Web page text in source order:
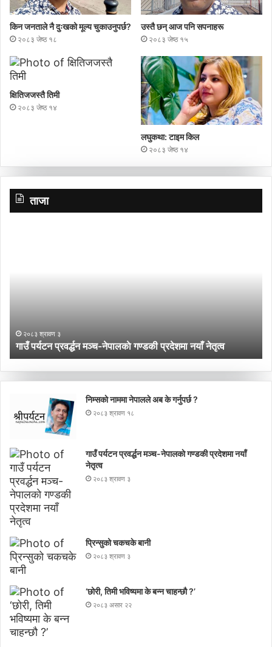
किन जनताले नै दुःखको मूल्य चुकाउनुपर्छ?
२०८३ जेष्ठ १८
उस्तै छन् आज पनि सपनाहरू
२०८३ जेष्ठ १५
क्षितिजजस्तै तिमी
२०८३ जेष्ठ १४
लघुकथा: टाइम किल
२०८३ जेष्ठ १४
ताजा
नेतृत्व२०८३ श्रावण ३
गाउँ पर्यटन प्रवर्द्धन मञ्च-नेपालकाे गण्डकी प्रदेशमा नयाँ नेतृत्व
निम्सकाे नाममा नेपालले अब के गर्नुपर्छ ?
२०८३ श्रावण १८
गाउँ पर्यटन प्रवर्द्धन मञ्च-नेपालकाे गण्डकी प्रदेशमा नयाँ
नेतृत्व
२०८३ श्रावण ३
प्रिन्सुको चकचके बानी
२०८३ श्रावण ३
‘छोरी, तिमी भविष्यमा के बन्न चाहन्छौ ?’
२०८३ असार २२